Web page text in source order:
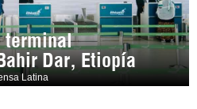
terminal
Dar, Etiopía
Latina